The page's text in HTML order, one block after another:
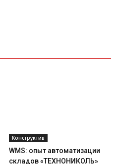
Конструктив
WMS: опыт автоматизации
складов «ТЕХНОНИКОЛЬ»